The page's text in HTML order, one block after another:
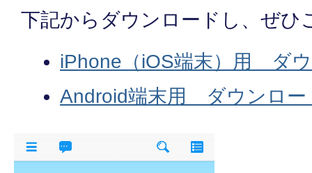
下記からダウンロードし、ぜひ
iPhone（iOS端末）用 ダ
Android端末用 ダウンロー